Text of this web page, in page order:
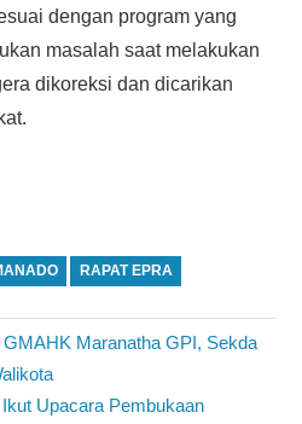
dengan program yang
masalah saat melakukan
dikoreksi dan dicarikan
RAPAT EPRA
Maranatha GPI, Sekda
Upacara Pembukaan